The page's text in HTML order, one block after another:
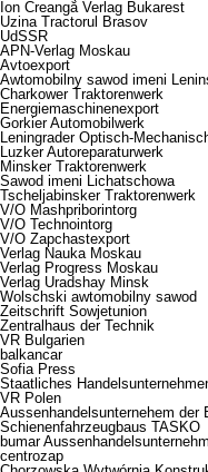
Ion Creangă Verlag Bukarest
Uzina Tractorul Brasov
UdSSR
APN-Verlag Moskau
Avtoexport
Awtomobilny sawod imeni
Charkower Traktorenwerk
Energiemaschinenexport
Gorkier Automobilwerk
Leningrader Optisch-
Luzker Autoreparaturwerk
Minsker Traktorenwerk
Sawod imeni Lichatschowa
Tscheljabinsker Traktorenwerk
V/O Mashpriborintorg
V/O Technointorg
V/O Zapchastexport
Verlag Nauka Moskau
Verlag Progress Moskau
Verlag Uradshay Minsk
Wolschski awtomobilny sawod
Zeitschrift Sowjetunion
Zentralhaus der Technik
VR Bulgarien
balkancar
Sofia Press
Staatliches
VR Polen
Aussenhandelsunternehem der
Schienenfahrzeugbaus TASKO
bumar
centrozap